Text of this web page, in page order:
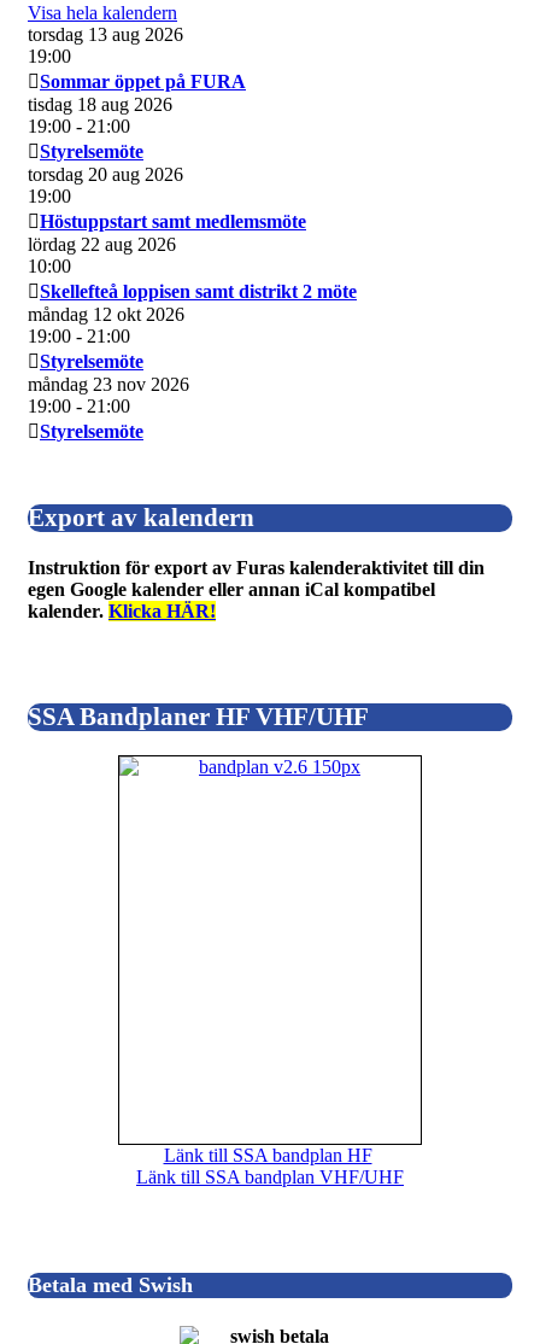
Visa hela kalendern
torsdag 13 aug 2026
19:00
Sommar öppet på FURA
tisdag 18 aug 2026
19:00 - 21:00
Styrelsemöte
torsdag 20 aug 2026
19:00
Höstuppstart samt medlemsmöte
lördag 22 aug 2026
10:00
Skellefteå loppisen samt distrikt 2 möte
måndag 12 okt 2026
19:00 - 21:00
Styrelsemöte
måndag 23 nov 2026
19:00 - 21:00
Styrelsemöte
Export av kalendern
Instruktion för export av Furas kalenderaktivitet till din
egen Google kalender eller annan iCal kompatibel
kalender. Klicka HÄR!
SSA Bandplaner HF VHF/UHF
Länk till SSA bandplan HF
Länk till SSA bandplan VHF/UHF
Betala med Swish